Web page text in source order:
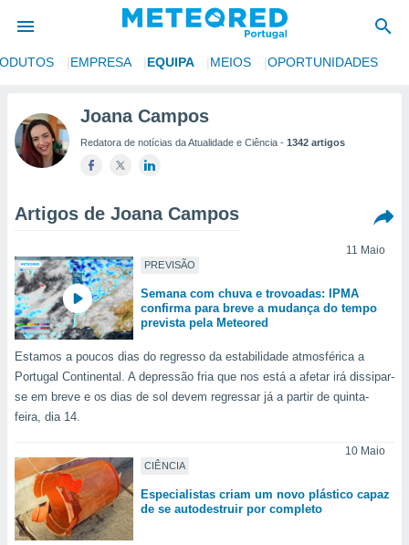
da
foi
fornecidas
das
e
forma
digital
permite-
a nossa
ACEITAR
EMPRESA EQUIPA MEIOS OPORTUNIDADES
Joana Campos
Redatora de notícias da Atualidade e Ciência - 1342 artigos
Artigos de Joana Campos
PREVISÃO
11 Maio
Semana com chuva e trovoadas: IPMA
confirma para breve a mudança do tempo
prevista pela Meteored
Estamos a poucos dias do regresso da estabilidade atmosférica a
Portugal Continental. A depressão fria que nos está a afetar irá dissipar-
se em breve e os dias de sol devem regressar já a partir de quinta-
feira, dia 14.
CIÊNCIA
10 Maio
Especialistas criam um novo plástico capaz
de se autodestruir por completo